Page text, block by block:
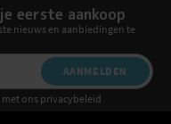
eerste aankoop
nieuws en aanbiedingen te
AANMELDEN
ons privacybeleid